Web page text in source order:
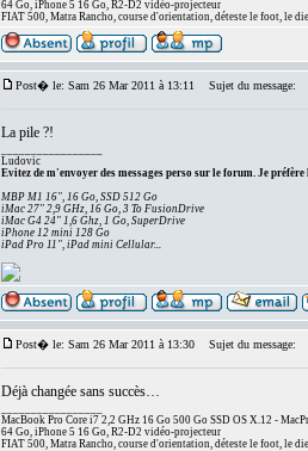
64 Go, iPhone 5 16 Go, R2-D2 vidéo-projecteur
FIAT 500, Matra Rancho, course d'orientation, déteste le foot, le
Post� le: Sam 26 Mar 2011 à 13:11 Sujet du message:
La pile ?!
Ludovic
Evitez de m'envoyer des messages perso sur le forum. Je préfère
MBP M1 16", 16 Go, SSD 512 Go
iMac 27" 2,9 GHz, 16 Go, 3 To FusionDrive
iMac G4 24" 1,6 Ghz, 1 Go, SuperDrive
iPhone 12 mini 128 Go
iPad Pro 11", iPad mini Cellular...
Post� le: Sam 26 Mar 2011 à 13:30 Sujet du message:
Déjà changée sans succès…
MacBook Pro Core i7 2,2 GHz 16 Go 500 Go SSD OS X.12 -
64 Go, iPhone 5 16 Go, R2-D2 vidéo-projecteur
FIAT 500, Matra Rancho, course d'orientation, déteste le foot, le